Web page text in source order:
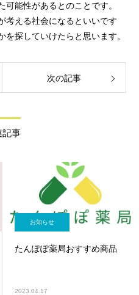
可能性があるとのことです。
考える社会になるといいです
探していけたらと思います。
次の記事
記事
お知らせ
たんぽぽ薬局おすすめ商品
2023.04.17